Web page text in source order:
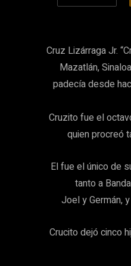
Cruz Lizárraga Jr.
Mazatlán,
padecía desde
Cruzito fue el
quien procreó
El fue el único de
tanto a
Joel y Germán,
Crucito dejó cinco